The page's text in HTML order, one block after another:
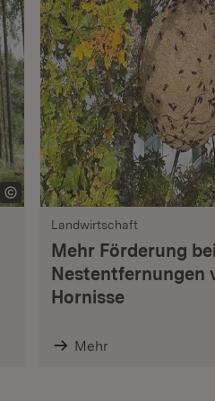
Landwirtschaft
Mehr Förderung bei
Nestentfernungen
Hornisse
Mehr